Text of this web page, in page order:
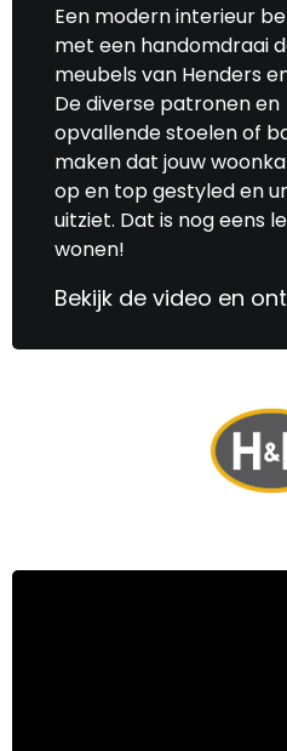
Een modern interieur
met een handomdraai
meubels van Henders
De diverse patronen en
opvallende stoelen of
maken dat jouw
op en top gestyled en
uitziet. Dat is nog eens
wonen!
Bekijk de video en